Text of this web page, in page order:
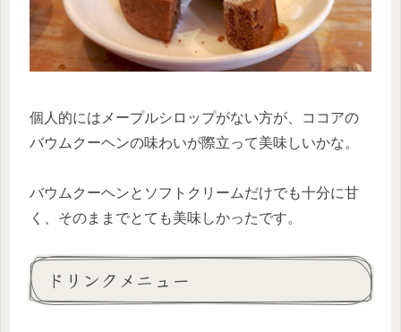
個人的にはメープルシロップがない方が、ココアの
バウムクーヘンの味わいが際立って美味しいかな。
バウムクーヘンとソフトクリームだけでも十分に甘
く、そのままでとても美味しかったです。
ドリンクメニュー